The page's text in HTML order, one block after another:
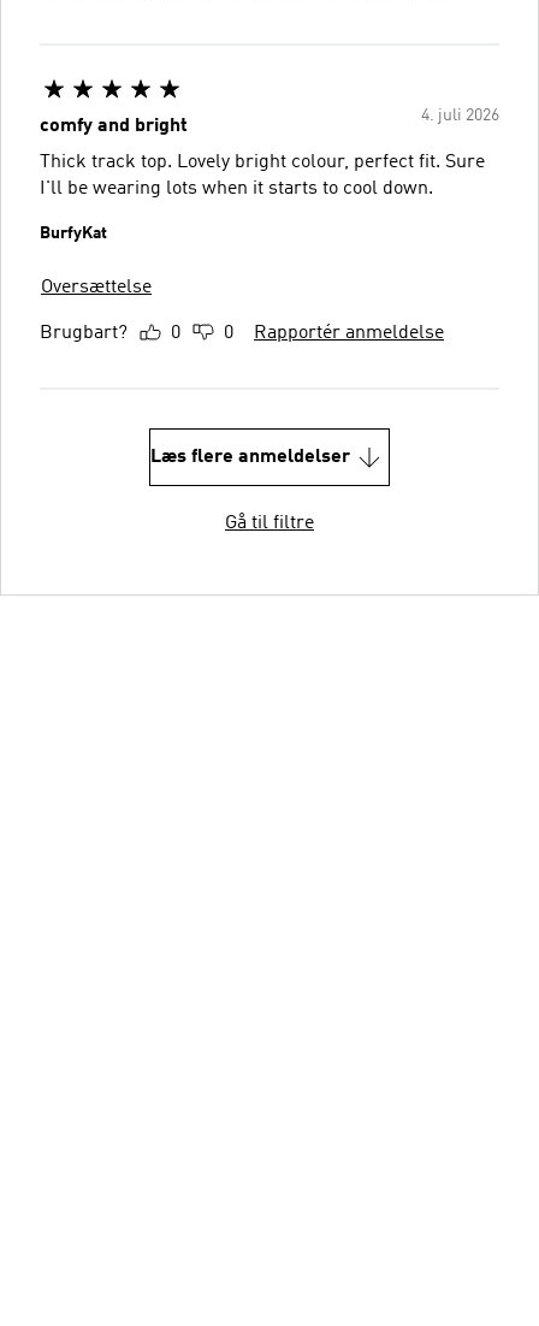
4. juli 2026
comfy and bright
Thick track top. Lovely bright colour, perfect fit. Sure
I'll be wearing lots when it starts to cool down.
BurfyKat
Oversættelse
Brugbart? 0 0 Rapportér anmeldelse
Læs flere anmeldelser
Gå til filtre